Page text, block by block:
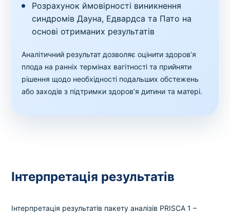
Розрахунок ймовірності виникнення
синдромів Дауна, Едвардса та Пато на
основі отриманих результатів
Аналітичний результат дозволяє оцінити здоров’я
плода на ранніх термінах вагітності та прийняти
рішення щодо необхідності подальших обстежень
або заходів з підтримки здоров’я дитини та матері.
Інтерпретація результатів
Інтерпретація результатів пакету аналізів PRISCA 1 –